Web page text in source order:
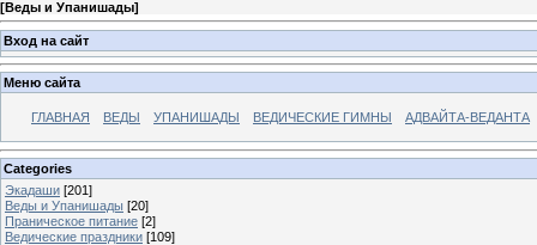
[Веды и Упанишады]
Вход на сайт
Меню сайта
ГЛАВНАЯ ВЕДЫ УПАНИШАДЫ ВЕДИЧЕСКИЕ ГИМНЫ АДВАЙТА-ВЕДАНТА
Categories
Экадаши [201]
Веды и Упанишады [20]
Праническое питание [2]
Ведические праздники [109]